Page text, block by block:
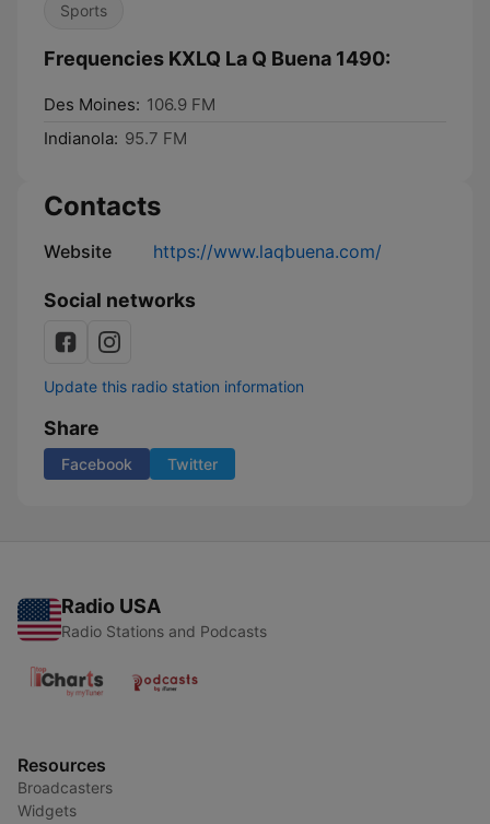
Sports
Frequencies KXLQ La Q Buena 1490:
Des Moines: 106.9 FM
Indianola: 95.7 FM
Contacts
Website https://www.laqbuena.com/
Social networks
Update this radio station information
Share
Facebook Twitter
Radio USA
Radio Stations and Podcasts
Resources
Broadcasters
Widgets